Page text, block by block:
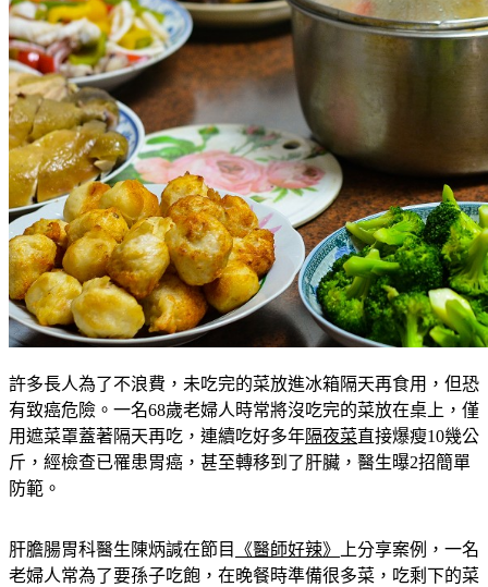
許多長人為了不浪費，未吃完的菜放進冰箱隔天再食用，但恐
有致癌危險。一名68歲老婦人時常將沒吃完的菜放在桌上，僅
用遮菜罩蓋著隔天再吃，連續吃好多年隔夜菜 直接爆瘦10幾公
斤，經檢查已罹患胃癌，甚至轉移到了肝臟，醫生曝2招簡單
肝膽腸胃科醫生陳炳諴在節目《醫師好辣》上分享案例，一名